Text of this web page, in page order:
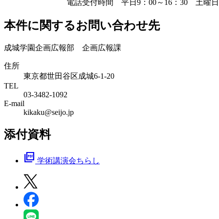
電話受付時間 平日9：00～16：30 土曜日 9
本件に関するお問い合わせ先
成城学園企画広報部 企画広報課
住所
東京都世田谷区成城6-1-20
TEL
03-3482-1092
E-mail
kikaku@seijo.jp
添付資料
picture_as_pdf 学術講演会ちらし